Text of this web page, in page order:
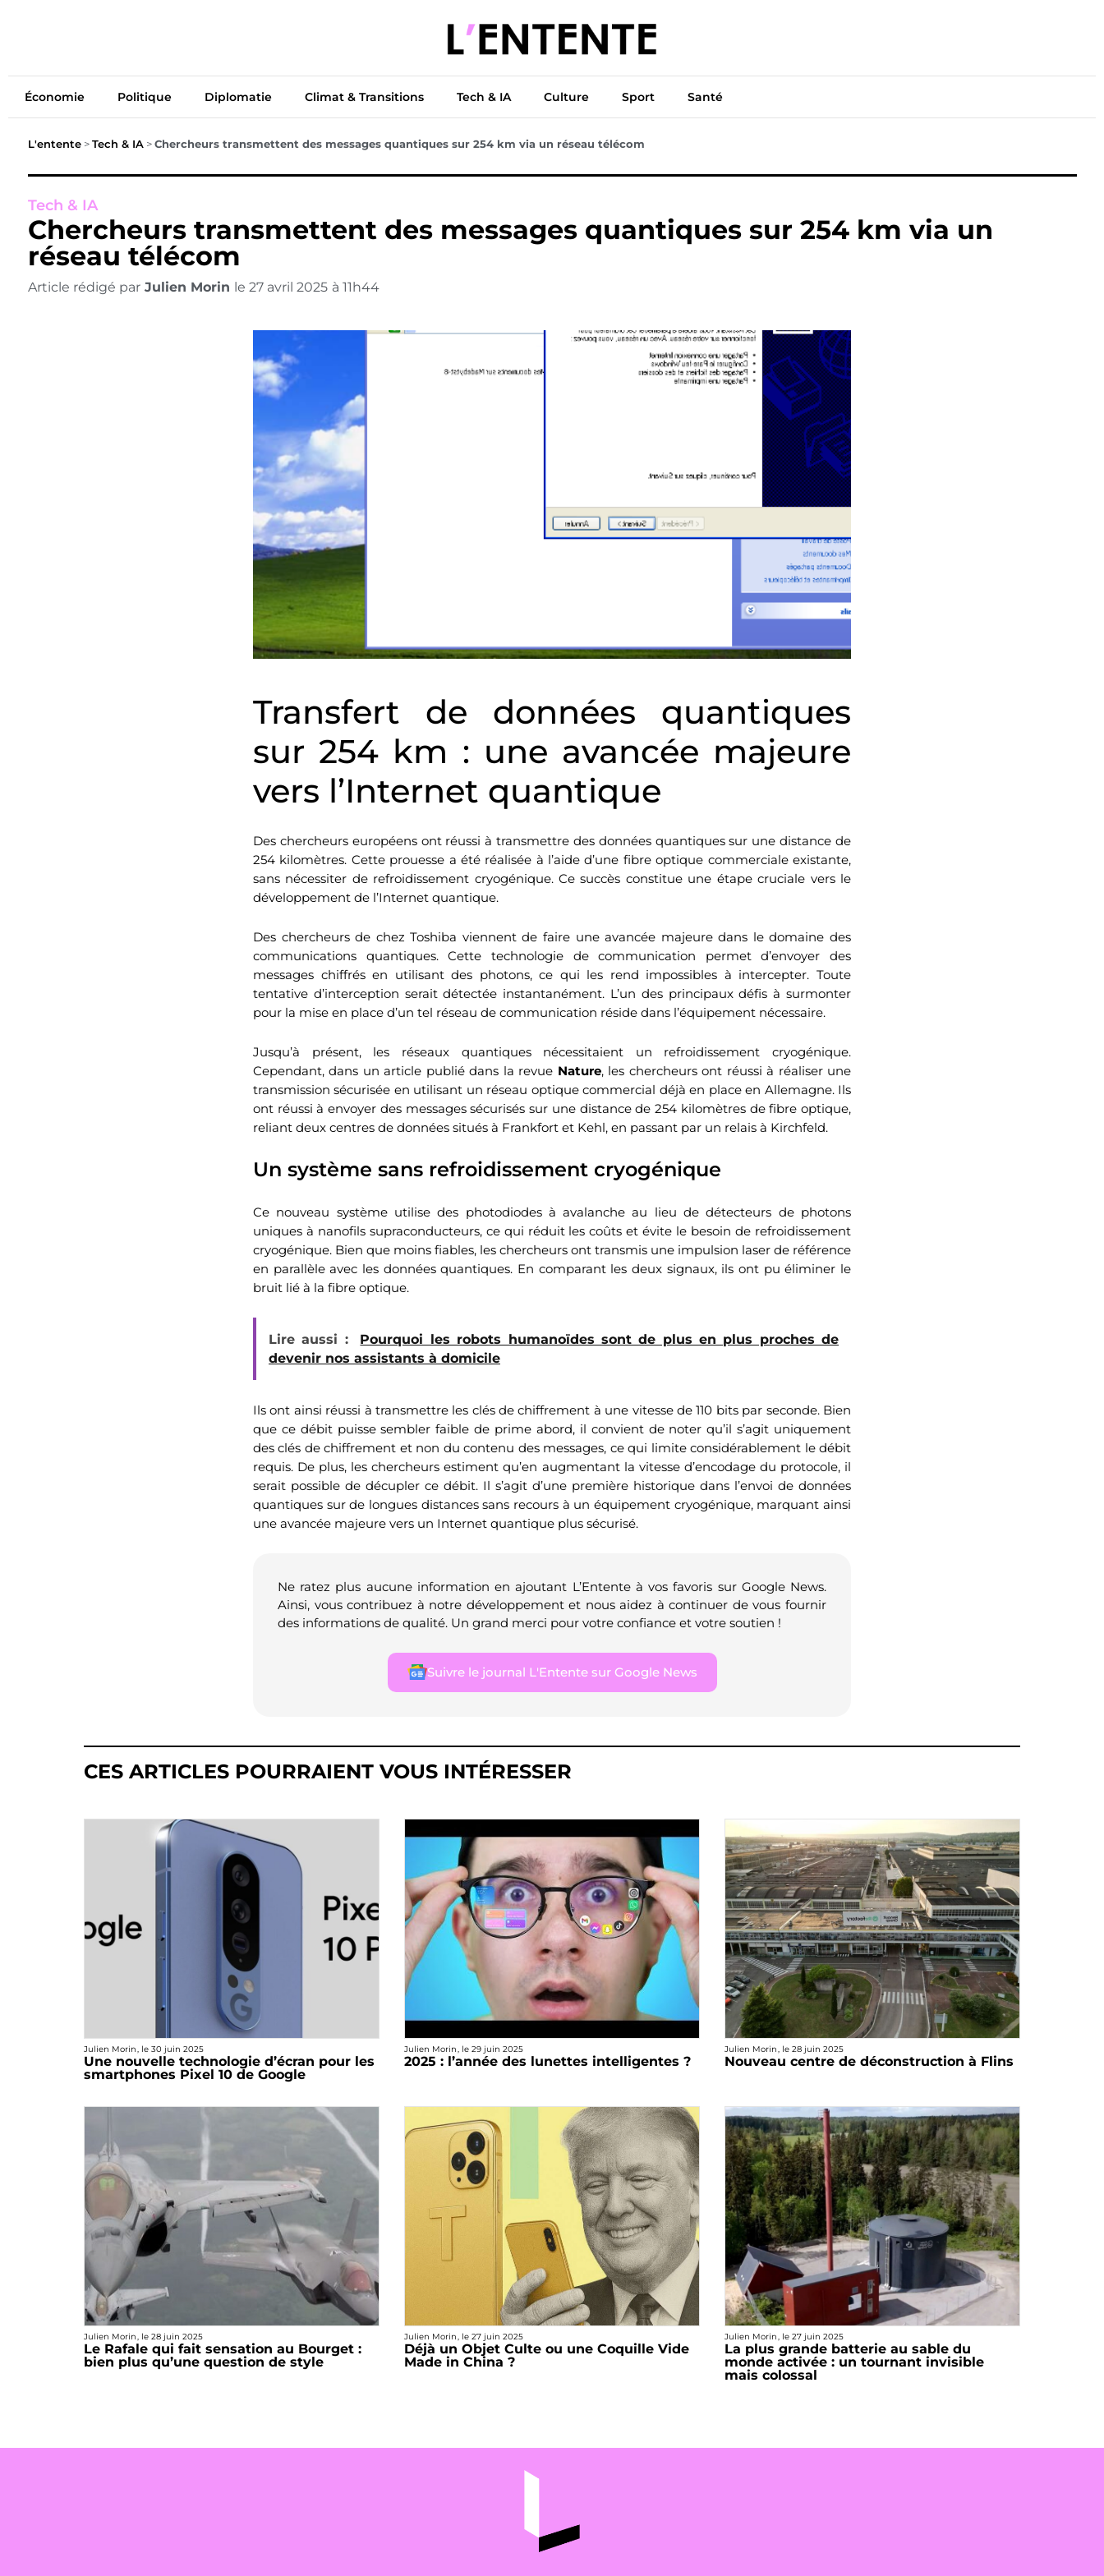
Diplomatie Climat & Transitions Tech & IA
Économie Politique Diplomatie Climat & Transitions Tech & IA Culture Sport Santé
L'entente> Tech & IA> Chercheurs transmettent des messages quantiques sur 254 km via un réseau télécom
Tech & IA
Chercheurs transmettent des messages quantiques sur 254 km via un
réseau télécom
Article rédigé par Julien Morin le 27 avril 2025 à 11h44
Transfert de données quantiques
sur 254 km : une avancée majeure
vers l’Internet quantique
Des chercheurs européens ont réussi à transmettre des données quantiques sur une distance de
254 kilomètres. Cette prouesse a été réalisée à l’aide d’une fibre optique commerciale existante,
sans nécessiter de refroidissement cryogénique. Ce succès constitue une étape cruciale vers le
développement de l’Internet quantique.
Des chercheurs de chez Toshiba viennent de faire une avancée majeure dans le domaine des
communications quantiques. Cette technologie de communication permet d’envoyer des
messages chiffrés en utilisant des photons, ce qui les rend impossibles à intercepter. Toute
tentative d’interception serait détectée instantanément. L’un des principaux défis à surmonter
pour la mise en place d’un tel réseau de communication réside dans l’équipement nécessaire.
Jusqu’à présent, les réseaux quantiques nécessitaient un refroidissement cryogénique.
Cependant, dans un article publié dans la revue Nature, les chercheurs ont réussi à réaliser une
transmission sécurisée en utilisant un réseau optique commercial déjà en place en Allemagne. Ils
ont réussi à envoyer des messages sécurisés sur une distance de 254 kilomètres de fibre optique,
reliant deux centres de données situés à Frankfort et Kehl, en passant par un relais à Kirchfeld.
Un système sans refroidissement cryogénique
Ce nouveau système utilise des photodiodes à avalanche au lieu de détecteurs de photons
uniques à nanofils supraconducteurs, ce qui réduit les coûts et évite le besoin de refroidissement
cryogénique. Bien que moins fiables, les chercheurs ont transmis une impulsion laser de référence
en parallèle avec les données quantiques. En comparant les deux signaux, ils ont pu éliminer le
bruit lié à la fibre optique.
Lire aussi :
Pourquoi les robots humanoïdes sont de plus en plus proches de
devenir nos assistants à domicile
Ils ont ainsi réussi à transmettre les clés de chiffrement à une vitesse de 110 bits par seconde. Bien
que ce débit puisse sembler faible de prime abord, il convient de noter qu’il s’agit uniquement
des clés de chiffrement et non du contenu des messages, ce qui limite considérablement le débit
requis. De plus, les chercheurs estiment qu’en augmentant la vitesse d’encodage du protocole, il
serait possible de décupler ce débit. Il s’agit d’une première historique dans l’envoi de données
quantiques sur de longues distances sans recours à un équipement cryogénique, marquant ainsi
une avancée majeure vers un Internet quantique plus sécurisé.
Ne ratez plus aucune information en ajoutant L’Entente à vos favoris sur Google News.
Ainsi, vous contribuez à notre développement et nous aidez à continuer de vous fournir
des informations de qualité. Un grand merci pour votre confiance et votre soutien !
Suivre le journal L'Entente sur Google News
CES ARTICLES POURRAIENT VOUS INTÉRESSER
Julien Morin, le 30 juin 2025
Une nouvelle technologie d’écran pour les
smartphones Pixel 10 de Google
Julien Morin, le 29 juin 2025
2025 : l’année des lunettes intelligentes ?
Julien Morin, le 28 juin 2025
Nouveau centre de déconstruction à Flins
Julien Morin, le 28 juin 2025
Le Rafale qui fait sensation au Bourget :
bien plus qu’une question de style
Julien Morin, le 27 juin 2025
Déjà un Objet Culte ou une Coquille Vide
Made in China ?
Julien Morin, le 27 juin 2025
La plus grande batterie au sable du
monde activée : un tournant invisible
mais colossal